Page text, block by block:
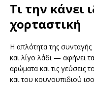
Τι την κάνει
χορταστική
Η απλότητα της
και λίγο λάδι — αφήνει
αρώματα και τις
και του κουνουπιδιού